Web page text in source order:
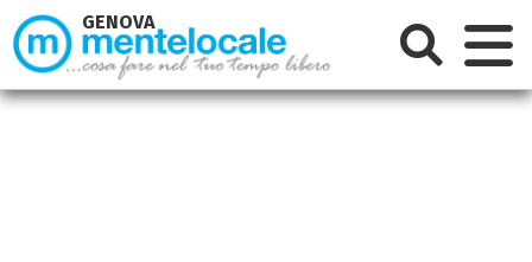
GENOVA